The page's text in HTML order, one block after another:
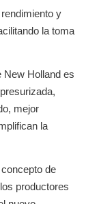
y
la toma
New Holland es
mejor
la
de
productores